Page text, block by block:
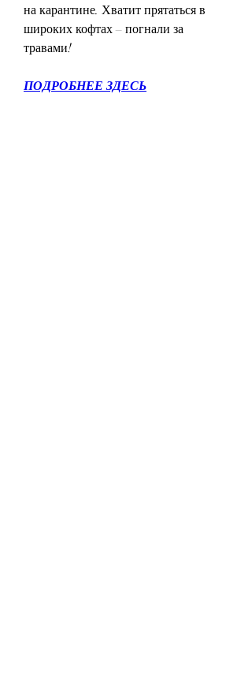
на карантине. Хватит прятаться в
широких кофтах – погнали за
травами!
ПОДРОБНЕЕ ЗДЕСЬ